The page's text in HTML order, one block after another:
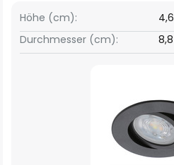
Höhe (cm):
4,6
Durchmesser (cm):
8,8